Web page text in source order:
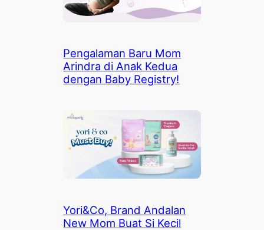
Pengalaman Baru Mom
Arindra di Anak Kedua
dengan Baby Registry!
Yori&Co, Brand Andalan
New Mom Buat Si Kecil